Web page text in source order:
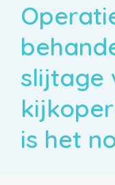
slijtage
is het